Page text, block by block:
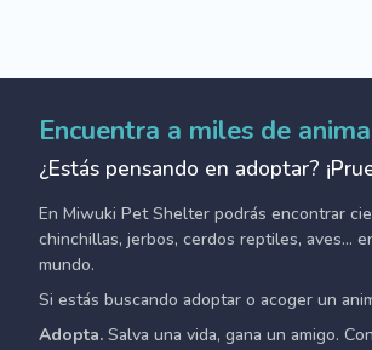
Encuentra a miles de
¿Estás pensando en adoptar?
En Miwuki Pet Shelter podrás encontrar
chinchillas, jerbos, cerdos reptiles, aves...
mundo.
Si estás buscando adoptar o acoger un
Adopta. Salva una vida, gana un amigo.